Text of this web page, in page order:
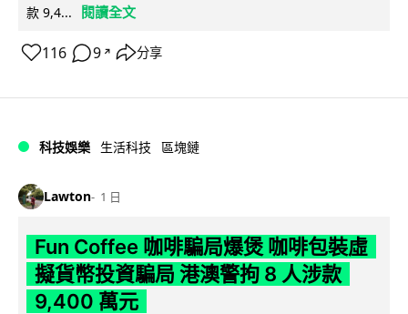
款 9,4...
閱讀全文
116 9 ↗ 分享
科技娛樂 生活科技 區塊鏈
Lawton 1 日
Fun Coffee 咖啡騙局爆煲 咖啡包裝虛
擬貨幣投資騙局 港澳警拘 8 人涉款
9,400 萬元